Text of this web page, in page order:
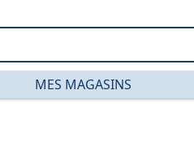
MES MAGASINS